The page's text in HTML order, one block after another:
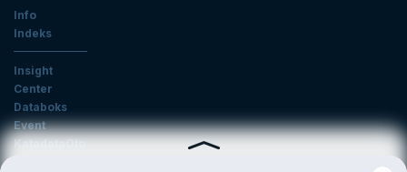
Info
Indeks
Insight
Center
Databoks
Event
KatadataOto